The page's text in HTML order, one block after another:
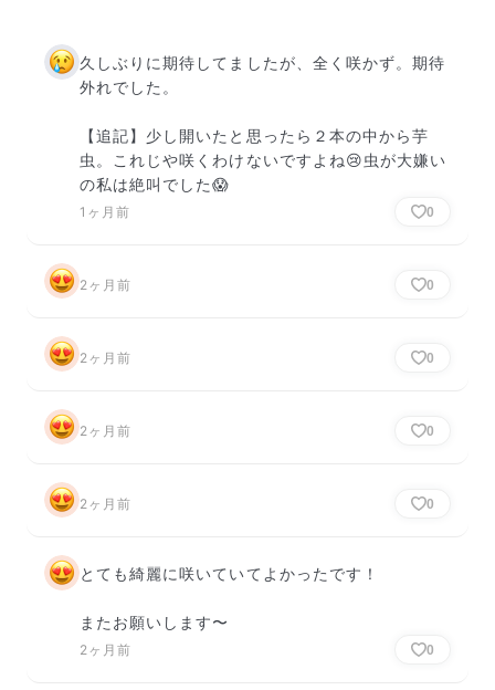
久しぶりに期待してましたが、全く咲かず。期待
外れでした。
【追記】少し開いたと思ったら２本の中から芋
虫。これじや咲くわけないですよね😢虫が大嫌い
の私は絶叫でした😱
1ヶ月前 0
2ヶ月前 0
2ヶ月前 0
2ヶ月前 0
2ヶ月前 0
とても綺麗に咲いていてよかったです！
またお願いします〜
2ヶ月前 0